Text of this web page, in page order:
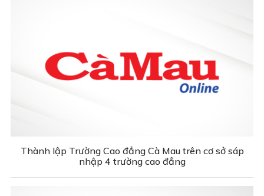
Thành lập Trường Cao đẳng Cà Mau trên cơ sở sáp
nhập 4 trường cao đẳng